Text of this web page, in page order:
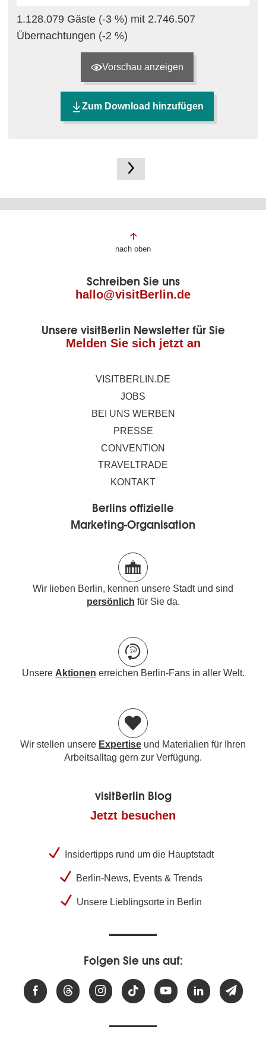
1.128.079 Gäste (-3 %) mit 2.746.507
Übernachtungen (-2 %)
Vorschau anzeigen
Zum Download hinzufügen
Fußbereich
Seite
nach oben
Schreiben Sie uns
hallo@visitBerlin.de
Unsere visitBerlin Newsletter für Sie
Melden Sie sich jetzt an
VISITBERLIN.DE
JOBS
BEI UNS WERBEN
PRESSE
CONVENTION
TRAVELTRADE
KONTAKT
Berlins offizielle
Marketing-Organisation
Wir lieben Berlin, kennen unsere Stadt und sind
persönlich für Sie da.
Unsere Aktionen erreichen Berlin-Fans in aller Welt.
Wir stellen unsere Expertise und Materialien für Ihren
Arbeitsalltag gern zur Verfügung.
visitBerlin Blog
Jetzt besuchen
Insidertipps rund um die Hauptstadt
Berlin-News, Events & Trends
Unsere Lieblingsorte in Berlin
Folgen Sie uns auf: